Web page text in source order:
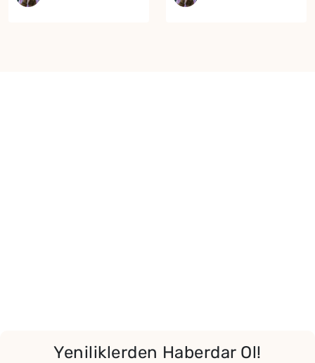
Yeniliklerden Haberdar Ol!